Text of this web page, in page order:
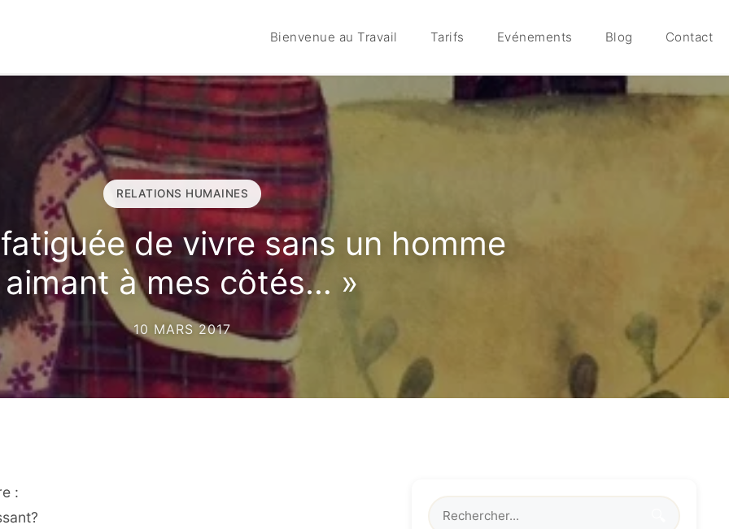
Bienvenue au Travail Tarifs Evénements Blog Contact
RELATIONS HUMAINES
de vivre sans un homme
aimant à mes côtés… »
10 MARS 2017
: